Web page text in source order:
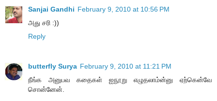
Sanjai Gandhi February 9, 2010 at 10:56 PM
அது சரி :))
Reply
butterfly Surya February 9, 2010 at 11:21 PM
நீங்க அனுபவ கதைகள் ஐநூறு எழுதலாம்ன்னு ஏற்கென்வே
சொன்னேன்.